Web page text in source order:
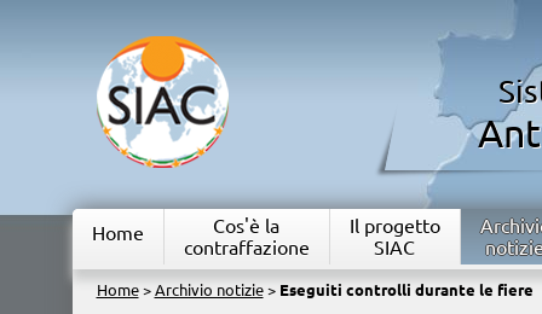
Home
Cos'è la
contraffazione
Il progetto
SIAC
Home> Archivio notizie> Eseguiti controlli durante le fiere